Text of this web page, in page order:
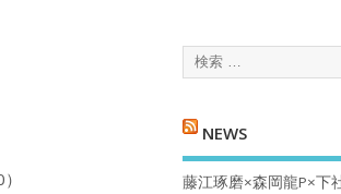
NEWS
藤江琢磨×森岡龍P×下